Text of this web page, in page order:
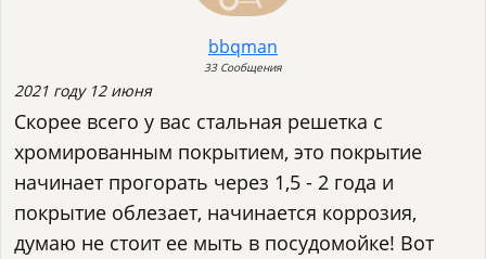
bbqman
33 Сообщения
2021 году 12 июня
Скорее всего у вас стальная решетка с
хромированным покрытием, это покрытие
начинает прогорать через 1,5 - 2 года и
покрытие облезает, начинается коррозия,
думаю не стоит ее мыть в посудомойке! Вот